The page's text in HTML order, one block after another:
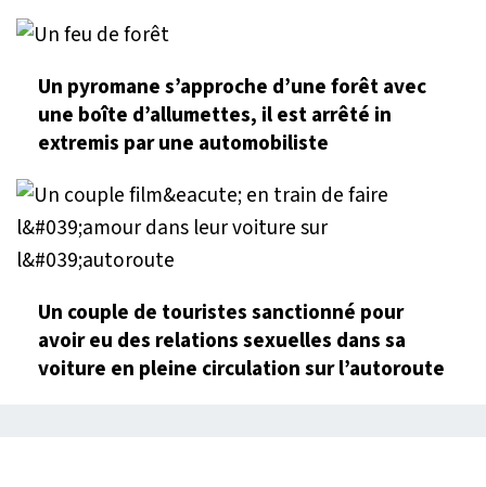
Un pyromane s’approche d’une forêt avec
une boîte d’allumettes, il est arrêté in
extremis par une automobiliste
Un couple de touristes sanctionné pour
avoir eu des relations sexuelles dans sa
voiture en pleine circulation sur l’autoroute